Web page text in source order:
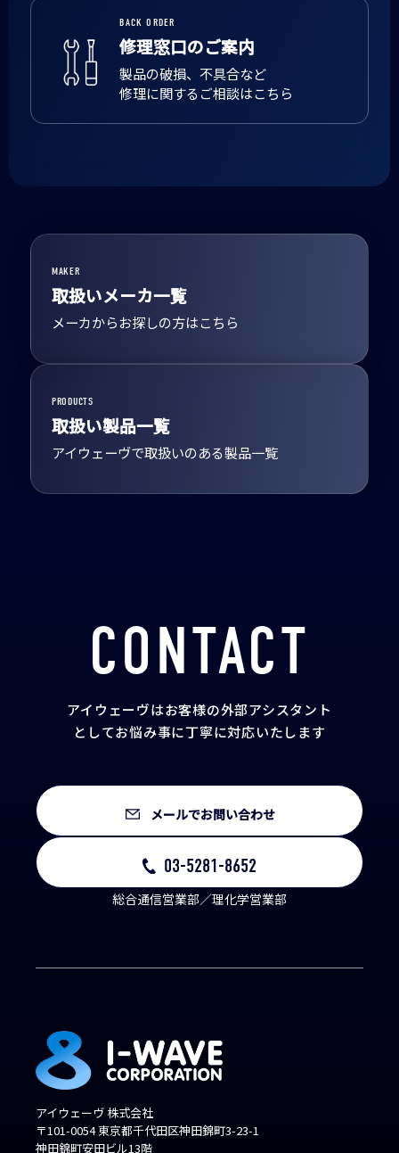
BACK ORDER
修理窓口のご案内
製品の破損、不具合など
修理に関するご相談はこちら
MAKER
取扱いメーカ一覧
メーカからお探しの方はこちら
PRODUCTS
取扱い製品一覧
アイウェーヴで取扱いのある製品一覧
CONTACT
アイウェーヴはお客様の外部アシスタント
としてお悩み事に丁寧に対応いたします
メールでお問い合わせ
03-5281-8652
総合通信営業部／理化学営業部
アイウェーヴ 株式会社
〒101-0054 東京都千代田区神田錦町3-23-1
神田錦町安田ビル13階